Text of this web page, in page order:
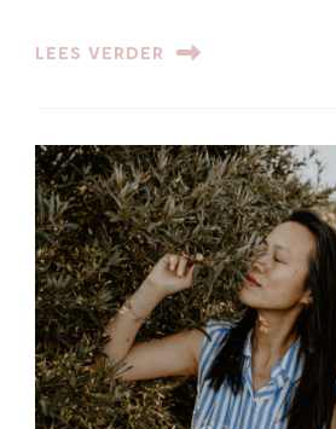
LEES VERDER